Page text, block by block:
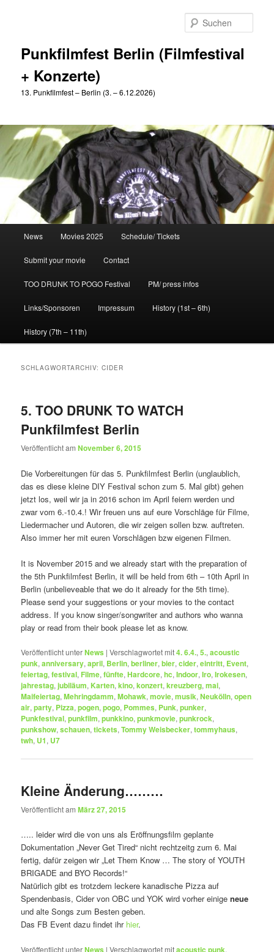
Punkfilmfest Berlin (Filmfestival
+ Konzerte)
13. Punkfilmfest – Berlin (3. – 6.12.2026)
News Movies 2025 Schedule/ Tickets
Submit your movie Contact
TOO DRUNK TO POGO Festival PM/ press infos
Links/Sponsoren Impressum History (1st – 6th)
History (7th – 11th)
SCHLAGWORTARCHIV:CIDER
5. TOO DRUNK TO WATCH
Punkfilmfest Berlin
Veröffentlicht amNovember 6, 2015
Die Vorbereitungen für das 5. Punkfilmfest Berlin (unglaublich,
das es diese kleine DIY Festival schon zum 5. Mal gibt) gehen
jetzt los, weil wir ja in 2016 schon im April feiern werden und
zwar vom 6.-10.4.! Wir freuen uns auf eure Vorschläge für Filme,
Liedermacher und Autoren, die wir zeigen sollen bzw. auftreten.
Also immer her mit euren Vorschlägen bzw eigenen Filmen.
It is November 2015 and we already start with the preparation of
the 5th Punkfilmfest Berlin, it will be held from 6th – 10th April in
Berlin (unbelieveable that we do it already for the 5th time).
Please send your suggestions or your movies to the contact
address. If you know singer/songwriter and authors who wanna
play or read from their book please let as know.
Veröffentlicht unterNews |Verschlagwortet mit4. 6.4.,5.,acoustic
punk,anniversary,april, Berlin,berliner,bier,cider,eintritt, Event,
feiertag,festival, Filme,fünfte,Hardcore,hc,Indoor,Iro,Irokesen,
jahrestag,jubiläum, Karten,kino,konzert,kreuzberg,mai,
Maifeiertag,Mehringdamm,Mohawk,movie,musik,Neukölln,open
air,party, Pizza,pogen,pogo, Pommes, Punk,punker,
Punkfestival,punkfilm,punkkino,punkmovie,punkrock,
punkshow,schauen,tickets,Tommy Weisbecker,tommyhaus,
twh, U1, U7
Kleine Änderung………
Veröffentlicht amMärz 27, 2015
….. leider wird die von uns als Eröffnungsfilm geplante
Dokumentation „Never Get Tired“ nicht rechtzeitg zum 6. Mai
fertig, dafür zeigen wir „Let Them Know … The story of YOUTH
BRIGADE and BYO Records!“
Natürlich gibt es trotzdem leckere kanadische Pizza auf
Spendenbasis, Cider von OBC und YOK wird vorher einigeneue
und alte Songs zum Besten geben.
Das FB Event dazu findet ihr hier.
Veröffentlicht unterNews |Verschlagwortet mitacoustic punk,